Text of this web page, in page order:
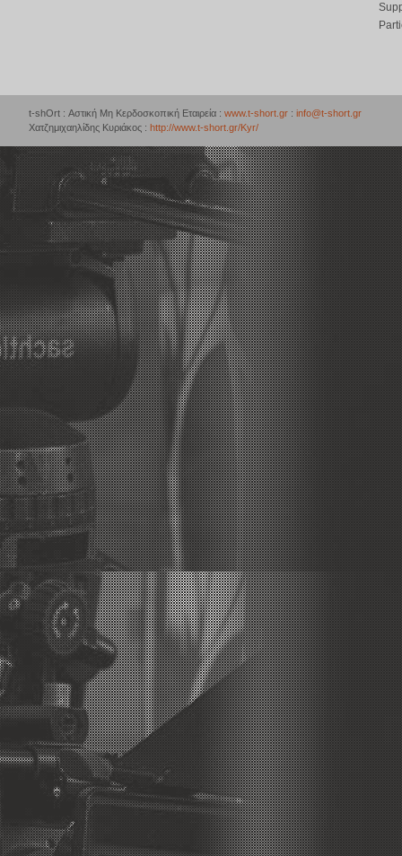
t-shOrt : Αστική Μη Κερδοσκοπική Εταιρεία : www.t-short.gr : info@t-short.gr
Χατζημιχαηλίδης Κυριάκος : http://www.t-short.gr/Kyr/